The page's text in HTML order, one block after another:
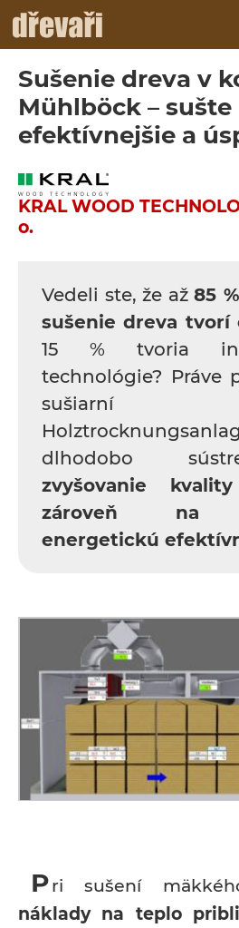
Sušenie dreva v
Mühlböck – sušte
efektívnejšie a
KRAL WOOD
o.
Vedeli ste, že až85
sušenie dreva tvorí
15 % tvoria
technológie? Práve
sušiarní
dlhodobo
zvyšovanie
zároveň na
energetickú
Pri sušení
náklady na teplo